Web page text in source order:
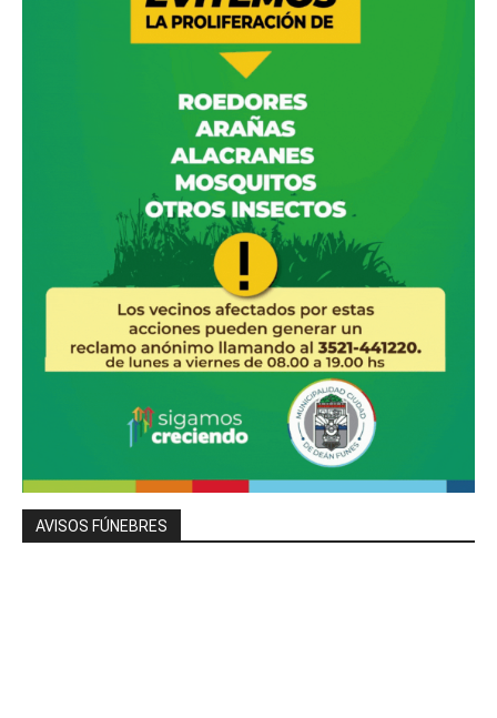
AVISOS FÚNEBRES